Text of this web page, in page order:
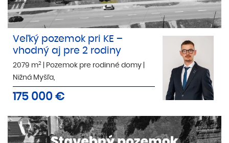
Veľký pozemok pri KE –
vhodný aj pre 2 rodiny
2079 m2 Pozemok pre rodinné domy
Nižná Myšľa,
175 000 €